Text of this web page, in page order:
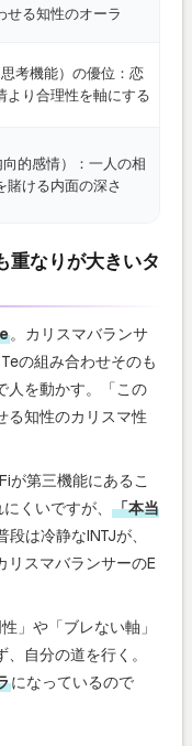
せる知性のオーラ
考機能）の優位：恋
より合理性を軸にする
的感情）：一人の相
賭ける内面の深さ
重なりが大きいタ
。カリスマバランサ
の組み合わせそのも
人を動かす。「この
る知性のカリスマ性
が第三機能にあるこ
くいですが、 「本当
段は冷静なINTJが、
リスマバランサーのE
」や「ブレない軸」
自分の道を行く。
になっているので